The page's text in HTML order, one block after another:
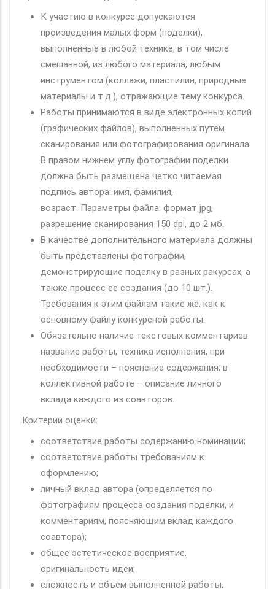
К участию в конкурсе допускаются
произведения малых форм (поделки),
выполненные в любой технике, в том числе
смешанной, из любого материала, любым
инструментом (коллажи, пластилин, природные
материалы и т.д.), отражающие тему конкурса.
Работы принимаются в виде электронных копий
(графических файлов), выполненных путем
сканирования или фотографирования оригинала.
В правом нижнем углу фотографии поделки
должна быть размещена четко читаемая
подпись автора: имя, фамилия,
возраст. Параметры файла: формат jpg,
разрешение сканирования 150 dpi, до 2 мб.
В качестве дополнительного материала должны
быть представлены фотографии,
демонстрирующие поделку в разных ракурсах, а
также процесс ее создания (до 10 шт.).
Требования к этим файлам такие же, как к
основному файлу конкурсной работы.
Обязательно наличие текстовых комментариев:
название работы, техника исполнения, при
необходимости – пояснение содержания; в
коллективной работе – описание личного
вклада каждого из соавторов.
Критерии оценки:
соответствие работы содержанию номинации;
соответствие работы требованиям к
оформлению;
личный вклад автора (определяется по
фотографиям процесса создания поделки, и
комментариям, поясняющим вклад каждого
соавтора);
общее эстетическое восприятие,
оригинальность идеи;
сложность и объем выполненной работы,